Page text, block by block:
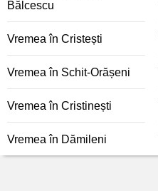
Bălcescu
Vremea în Cristești
Vremea în Schit-Orășeni
Vremea în Cristinești
Vremea în Dămileni